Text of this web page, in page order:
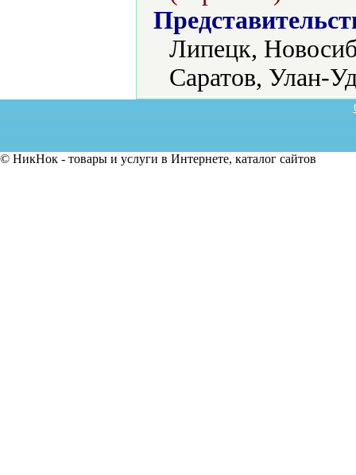
Липецк,
Саратов, Улан-
© НикНок - товары и услуги в Интернете, каталог сайтов